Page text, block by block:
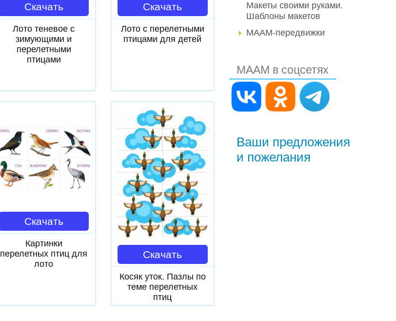
Скачать
Лото теневое с
зимующими и
перелетными
птицами
Скачать
Лото с перелетными
птицами для детей
Скачать
Картинки
перелетных птиц для
лото
Скачать
Косяк уток. Пазлы по
теме перелетных
птиц
Макеты своими руками.
Шаблоны макетов
МААМ-передвижки
МААМ в соцсетях
Ваши предложения
и пожелания